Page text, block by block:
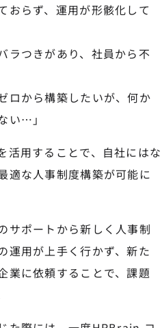
おらず、運用が形骸化して
ラつきがあり、社員から不
ロから構築したいが、何か
い…」
活用することで、自社にはな
適な人事制度構築が可能に
サポートから新しく人事制
運用が上手く行かず、新た
業に依頼することで、課題